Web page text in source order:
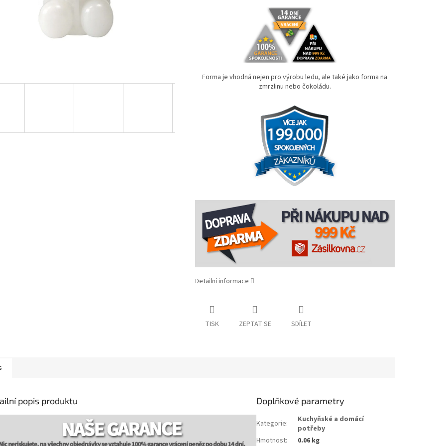
Forma je vhodná nejen pro výrobu ledu, ale také jako forma na
zmrzlinu nebo čokoládu.
Detailní informace
TISK ZEPTAT SE SDÍLET
popis produktu Doplňkové parametry
Kategorie:
Kuchyňské a domácí
potřeby
Hmotnost: 0.06 kg